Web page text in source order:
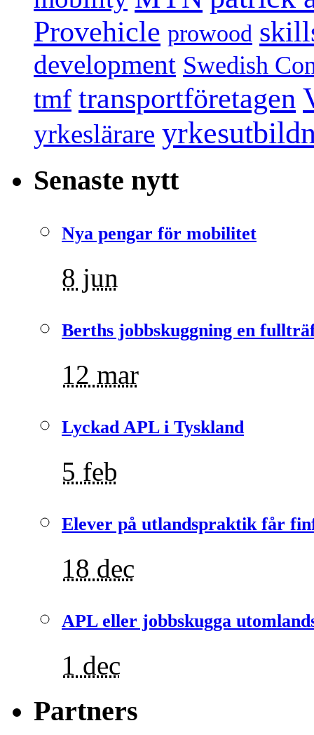
Provehicle prowood
development Swedish
tmf transportföretagen
yrkeslärare
Senaste nytt
Nya pengar för mobilitet
8 jun
Berths jobbskuggning en
12 mar
Lyckad APL i Tyskland
5 feb
Elever på utlandspraktik får
18 dec
APL eller jobbskugga
1 dec
Partners